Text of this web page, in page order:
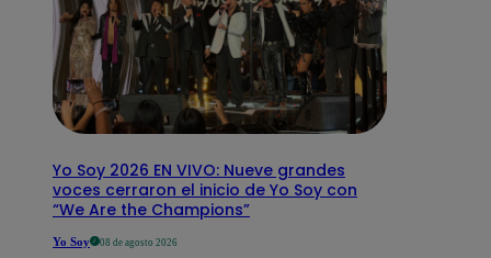
Yo Soy 2026 EN VIVO: Nueve grandes
voces cerraron el inicio de Yo Soy con
“We Are the Champions”
Yo Soy 08 de agosto 2026